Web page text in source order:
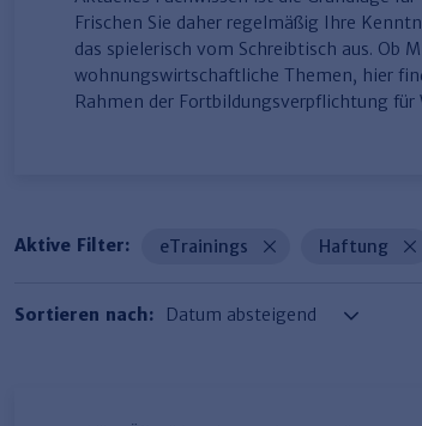
Frischen Sie daher regelmäßig Ihre
das spielerisch vom Schreibtisch aus.
wohnungswirtschaftliche Themen, hier
Rahmen der Fortbildungsverpflichtung
Aktive Filter: eTrainings Haftung
Sortieren nach: